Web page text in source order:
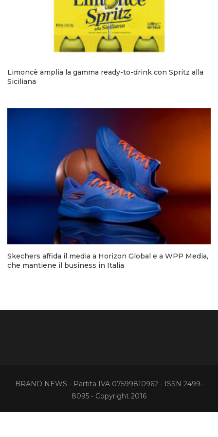
Limoncè amplia la gamma ready-to-drink con Spritz alla
Siciliana
Skechers affida il media a Horizon Global e a WPP Media,
che mantiene il business in Italia
BRAND NEWS - Partita IVA 07599810962 - ISSN 2499-
8095 - Copyright 2016